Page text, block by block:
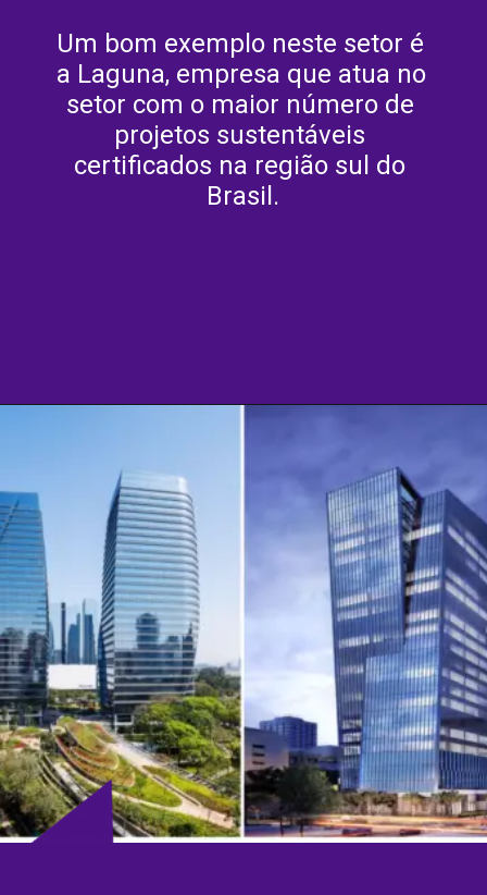
Um bom exemplo neste setor é
a Laguna, empresa que atua no
setor com o maior número de
projetos sustentáveis
certificados na região sul do
Brasil.